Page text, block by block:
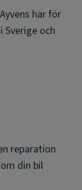
här för
Sverige och
reparation
din bil